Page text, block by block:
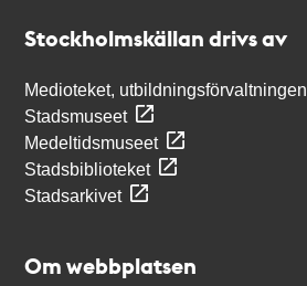
Stockholmskällan drivs av
Medioteket, utbildningsförvaltningen
Stadsmuseet
Medeltidsmuseet
Stadsbiblioteket
Stadsarkivet
Om webbplatsen